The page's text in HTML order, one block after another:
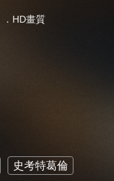
．HD畫質
史考特葛倫